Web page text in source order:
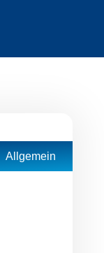
Allgemein